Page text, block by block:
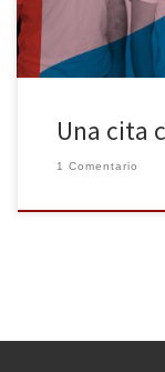
Una cita
1 Comentario